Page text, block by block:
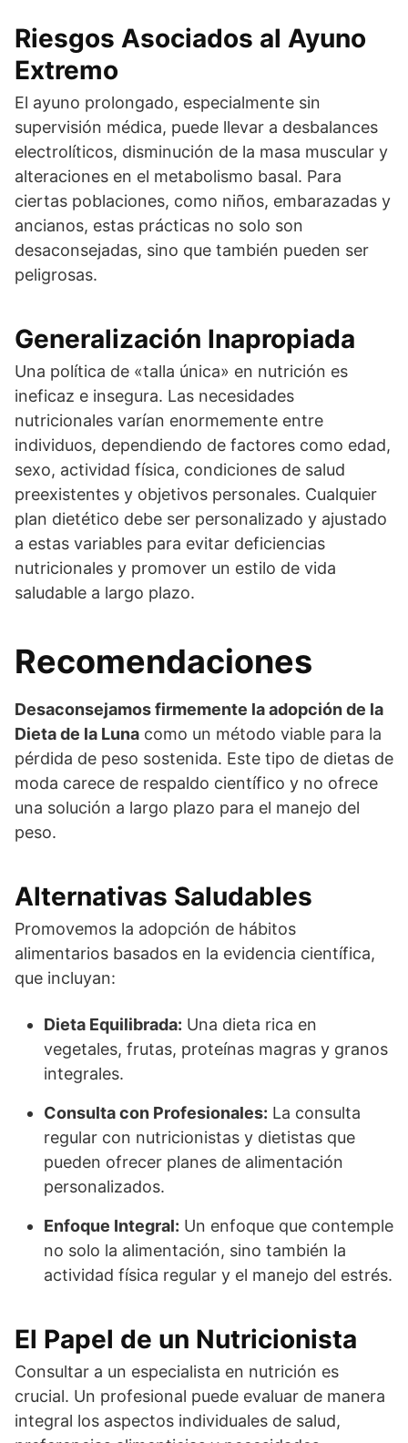
Riesgos Asociados al Ayuno
Extremo
El ayuno prolongado, especialmente sin
supervisión médica, puede llevar a desbalances
electrolíticos, disminución de la masa muscular y
alteraciones en el metabolismo basal. Para
ciertas poblaciones, como niños, embarazadas y
ancianos, estas prácticas no solo son
desaconsejadas, sino que también pueden ser
peligrosas.
Generalización Inapropiada
Una política de «talla única» en nutrición es
ineficaz e insegura. Las necesidades
nutricionales varían enormemente entre
individuos, dependiendo de factores como edad,
sexo, actividad física, condiciones de salud
preexistentes y objetivos personales. Cualquier
plan dietético debe ser personalizado y ajustado
a estas variables para evitar deficiencias
nutricionales y promover un estilo de vida
saludable a largo plazo.
Recomendaciones
Desaconsejamos firmemente la adopción de la
Dieta de la Luna como un método viable para la
pérdida de peso sostenida. Este tipo de dietas de
moda carece de respaldo científico y no ofrece
una solución a largo plazo para el manejo del
peso.
Alternativas Saludables
Promovemos la adopción de hábitos
alimentarios basados en la evidencia científica,
que incluyan:
Dieta Equilibrada: Una dieta rica en
vegetales, frutas, proteínas magras y granos
integrales.
Consulta con Profesionales: La consulta
regular con nutricionistas y dietistas que
pueden ofrecer planes de alimentación
personalizados.
Enfoque Integral: Un enfoque que contemple
no solo la alimentación, sino también la
actividad física regular y el manejo del estrés.
El Papel de un Nutricionista
Consultar a un especialista en nutrición es
crucial. Un profesional puede evaluar de manera
integral los aspectos individuales de salud,